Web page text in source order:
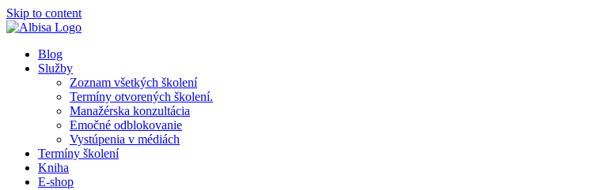
Skip to content
Blog
Služby
Zoznam všetkých školení
Termíny otvorených školení.
Manažérska konzultácia
Emočné odblokovanie
Vystúpenia v médiách
Termíny školení
Kniha
E-shop